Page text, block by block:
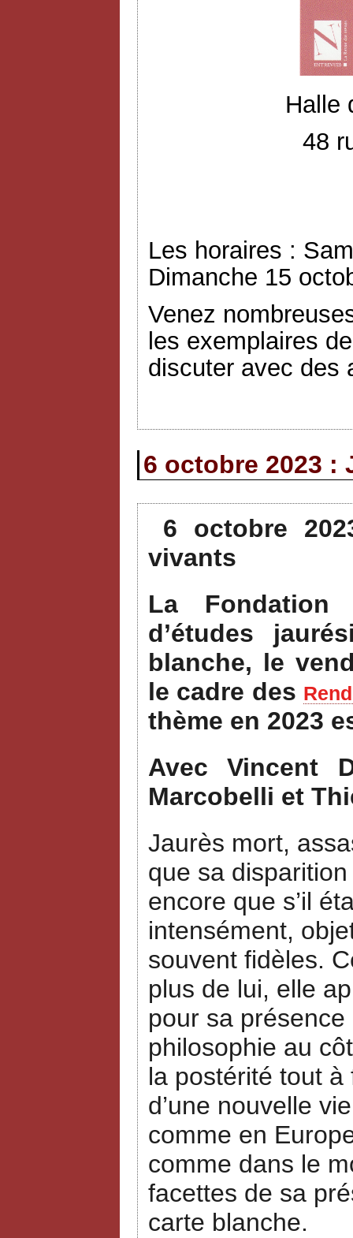
Halle
48
Les horaires :
Dimanche 15
Venez
les exemplaires
discuter avec des
6 octobre 2023 :
6 octobre
vivants
La Fondation
d’études
blanche, le
le cadre des
thème en 2023
Avec Vincent
Marcobelli et
Jaurès mort,
que sa
encore que s’il
intensément,
souvent fidèles.
plus de lui, elle
pour sa présence
philosophie au
la postérité tout
d’une nouvelle
comme en
comme dans le
facettes de sa
carte blanche.